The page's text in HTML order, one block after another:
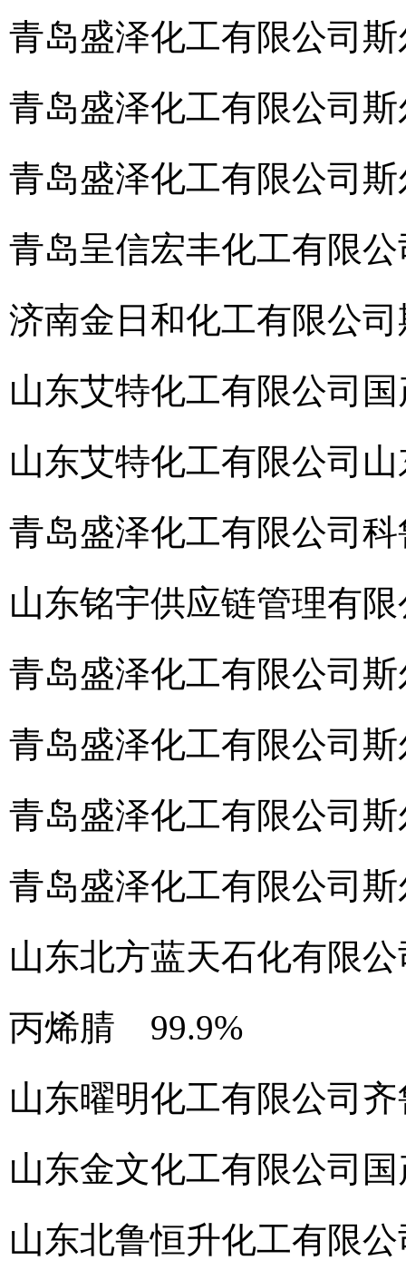
青岛盛泽化工有限公司
青岛盛泽化工有限公司
青岛盛泽化工有限公司
青岛呈信宏丰化工有限公
济南金日和化工有限公司
山东艾特化工有限公司
山东艾特化工有限公司
青岛盛泽化工有限公司 科
山东铭宇供应链管理有
青岛盛泽化工有限公司
青岛盛泽化工有限公司
青岛盛泽化工有限公司
青岛盛泽化工有限公司
山东北方蓝天石化有限公
丙烯腈 99.9%
山东曜明化工有限公司
山东金文化工有限公司
山东北鲁恒升化工有限公